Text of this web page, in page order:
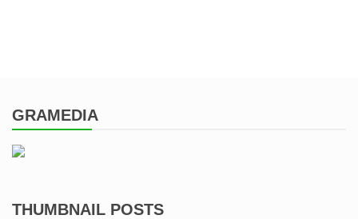
GRAMEDIA
THUMBNAIL POSTS